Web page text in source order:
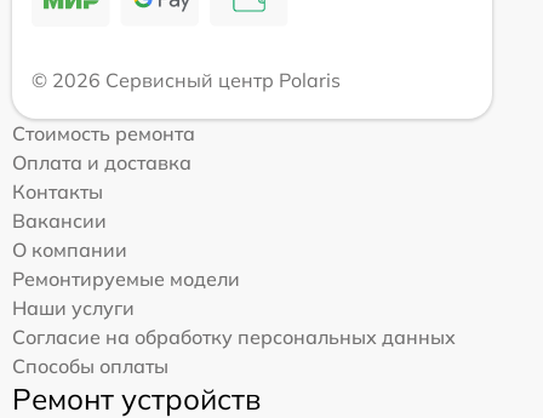
© 2026 Сервисный центр Polaris
Стоимость ремонта
Оплата и доставка
Контакты
Вакансии
О компании
Ремонтируемые модели
Наши услуги
Согласие на обработку персональных данных
Способы оплаты
Ремонт устройств